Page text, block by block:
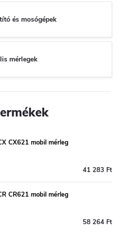
és mosógépek
mérlegek
CX621 mobil mérleg
41 283 Ft
CR621 mobil mérleg
58 264 Ft